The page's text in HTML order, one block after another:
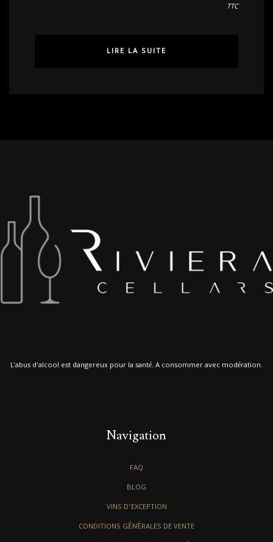
TTC
LIRE LA SUITE
L'abus d'alcool est dangereux pour la santé. A consommer avec modération.
Navigation
FAQ
BLOG
VINS D’EXCEPTION
CONDITIONS GÉNÉRALES DE VENTE